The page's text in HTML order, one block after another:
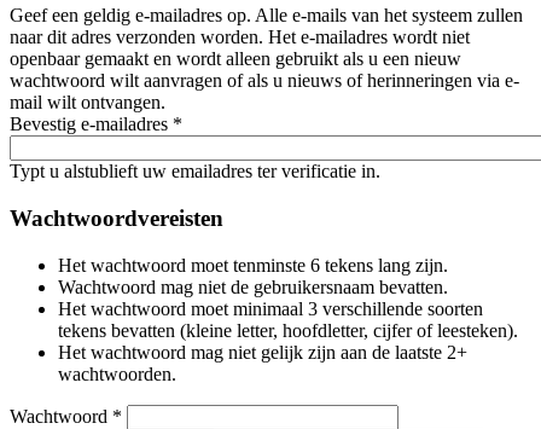
Geef een geldig e-mailadres op. Alle e-mails van het systeem zullen
naar dit adres verzonden worden. Het e-mailadres wordt niet
openbaar gemaakt en wordt alleen gebruikt als u een nieuw
wachtwoord wilt aanvragen of als u nieuws of herinneringen via e-
mail wilt ontvangen.
Bevestig e-mailadres *
Typt u alstublieft uw emailadres ter verificatie in.
Wachtwoordvereisten
Het wachtwoord moet tenminste 6 tekens lang zijn.
Wachtwoord mag niet de gebruikersnaam bevatten.
Het wachtwoord moet minimaal 3 verschillende soorten
tekens bevatten (kleine letter, hoofdletter, cijfer of leesteken).
Het wachtwoord mag niet gelijk zijn aan de laatste 2+
wachtwoorden.
Wachtwoord *